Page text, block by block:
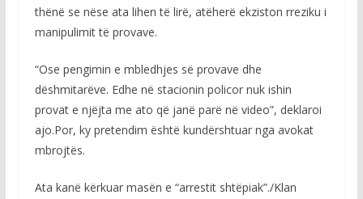
thënë se nëse ata lihen të lirë, atëherë ekziston rreziku i
manipulimit të provave.
“Ose pengimin e mbledhjes së provave dhe
dëshmitarëve. Edhe në stacionin policor nuk ishin
provat e njëjta me ato që janë parë në video”, deklaroi
ajo.Por, ky pretendim është kundërshtuar nga avokat
mbrojtës.
Ata kanë kërkuar masën e “arrestit shtëpiak”./Klan